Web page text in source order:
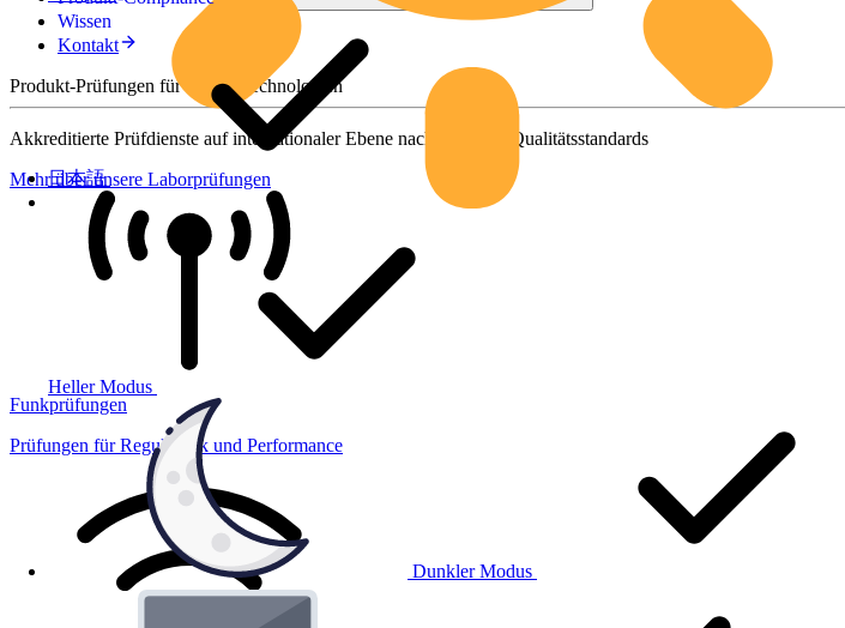
Heller Modus
Dunkler Modus
日本語
Wissen
Kontakt
Produkt-Prüfungen für smarte Technologien
Akkreditierte Prüfdienste auf internationaler Ebene nach höchsten Qualitätsstandards
Mehr über unsere Laborprüfungen
Funkprüfungen
Prüfungen für Regulatorik und Performance